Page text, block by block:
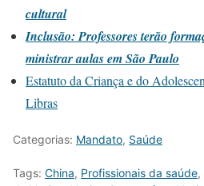
cultural
Inclusão: Professores terão
ministrar aulas em São Paulo
Estatuto da Criança e do
Libras
Categorias: Mandato, Saúde
Tags: China, Profissionais da saúde,